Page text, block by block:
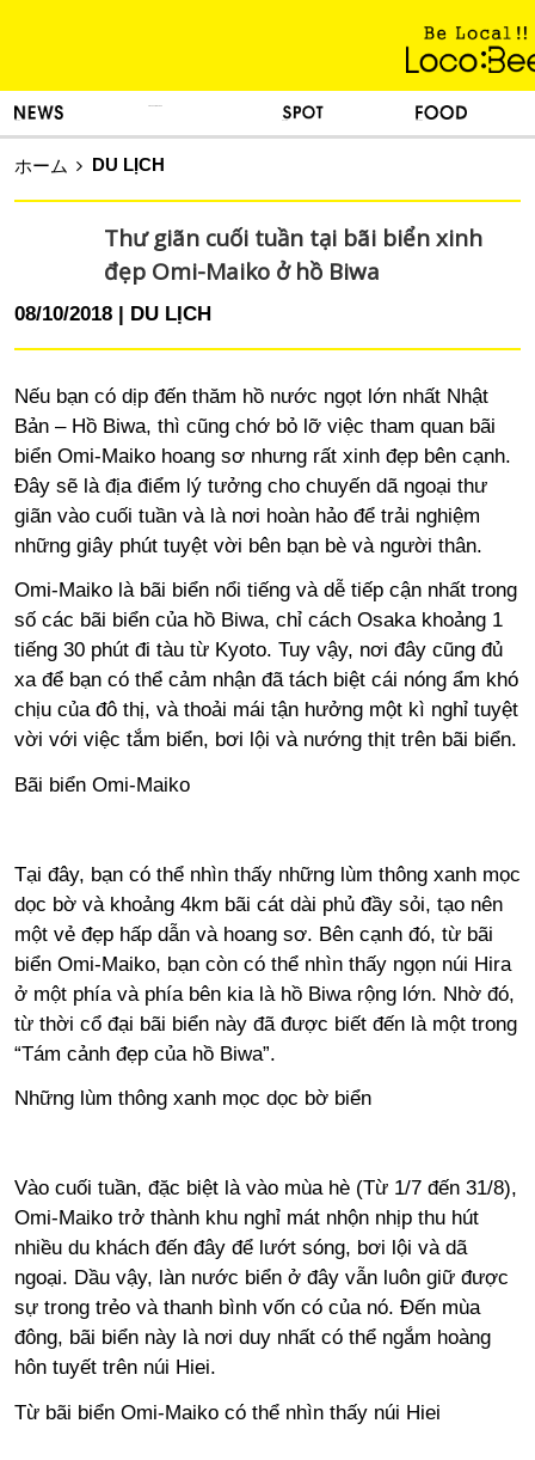
ホーム DU LỊCH
Thư giãn cuối tuần tại bãi biển xinh
đẹp Omi-Maiko ở hồ Biwa
08/10/2018 DU LỊCH
Nếu bạn có dịp đến thăm hồ nước ngọt lớn nhất Nhật
Bản – Hồ Biwa, thì cũng chớ bỏ lỡ việc tham quan bãi
biển Omi-Maiko hoang sơ nhưng rất xinh đẹp bên cạnh.
Đây sẽ là địa điểm lý tưởng cho chuyến dã ngoại thư
giãn vào cuối tuần và là nơi hoàn hảo để trải nghiệm
những giây phút tuyệt vời bên bạn bè và người thân.
Omi-Maiko là bãi biển nổi tiếng và dễ tiếp cận nhất trong
số các bãi biển của hồ Biwa, chỉ cách Osaka khoảng 1
tiếng 30 phút đi tàu từ Kyoto. Tuy vậy, nơi đây cũng đủ
xa để bạn có thể cảm nhận đã tách biệt cái nóng ẩm khó
chịu của đô thị, và thoải mái tận hưởng một kì nghỉ tuyệt
vời với việc tắm biển, bơi lội và nướng thịt trên bãi biển.
Bãi biển Omi-Maiko
Tại đây, bạn có thể nhìn thấy những lùm thông xanh mọc
dọc bờ và khoảng 4km bãi cát dài phủ đầy sỏi, tạo nên
một vẻ đẹp hấp dẫn và hoang sơ. Bên cạnh đó, từ bãi
biển Omi-Maiko, bạn còn có thể nhìn thấy ngọn núi Hira
ở một phía và phía bên kia là hồ Biwa rộng lớn. Nhờ đó,
từ thời cổ đại bãi biển này đã được biết đến là một trong
“Tám cảnh đẹp của hồ Biwa”.
Những lùm thông xanh mọc dọc bờ biển
Vào cuối tuần, đặc biệt là vào mùa hè (Từ 1/7 đến 31/8),
Omi-Maiko trở thành khu nghỉ mát nhộn nhịp thu hút
nhiều du khách đến đây để lướt sóng, bơi lội và dã
ngoại. Dầu vậy, làn nước biển ở đây vẫn luôn giữ được
sự trong trẻo và thanh bình vốn có của nó. Đến mùa
đông, bãi biển này là nơi duy nhất có thể ngắm hoàng
hôn tuyết trên núi Hiei.
Từ bãi biển Omi-Maiko có thể nhìn thấy núi Hiei